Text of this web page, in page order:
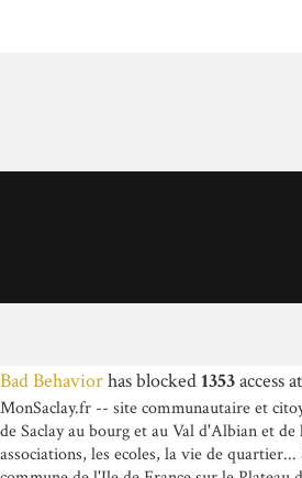
Bad Behaviorhas blocked1353access
MonSaclay.fr -- site communautaire et
de Saclay au bourg et au Val d'Albian et
associations, les ecoles, la vie de quartier...